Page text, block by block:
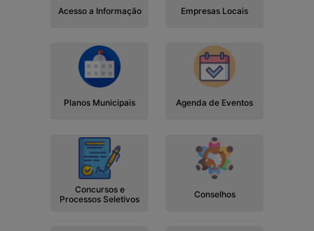
Acesso a Informação Empresas Locais
Planos Municipais Agenda de Eventos
Concursos e
Processos Seletivos
Conselhos